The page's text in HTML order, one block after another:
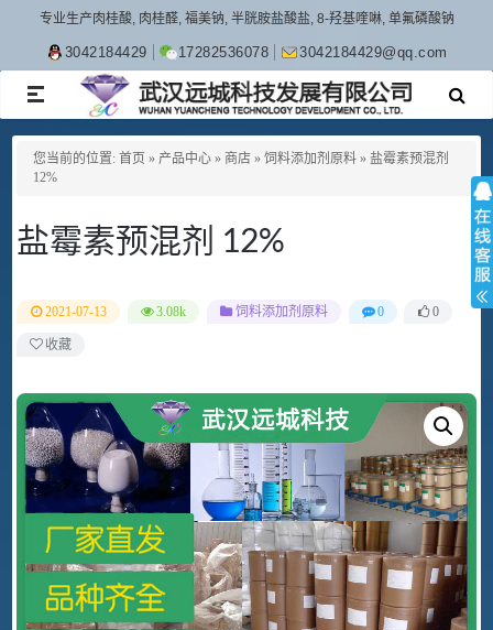
专业生产肉桂酸, 肉桂醛, 福美钠, 半胱胺盐酸盐, 8-羟基喹啉, 单氟磷酸钠
3042184429 17282536078 3042184429@qq.com
TOGGLE
NAVIGATION
您当前的位置: 首页 » 产品中心 » 商店 » 饲料添加剂原料 » 盐霉素预混剂
12%
盐霉素预混剂 12%
2021-07-13 3.08k 饲料添加剂原料 0 0
收藏